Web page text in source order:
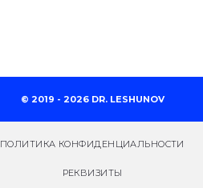
© 2019 - 2026 DR. LESHUNOV
ПОЛИТИКА КОНФИДЕНЦИАЛЬНОСТИ
РЕКВИЗИТЫ